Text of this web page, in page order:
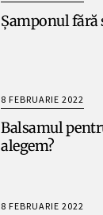
Șamponul fără
8 FEBRUARIE 2022
Balsamul
alegem?
8 FEBRUARIE 2022